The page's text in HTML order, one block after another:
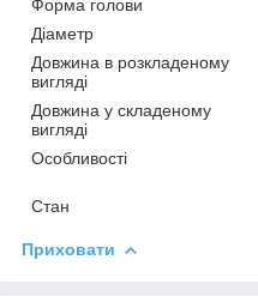
Форма голови
Діаметр
Довжина в розкладеному
вигляді
Довжина у складеному
вигляді
Особливості
Стан
Приховати